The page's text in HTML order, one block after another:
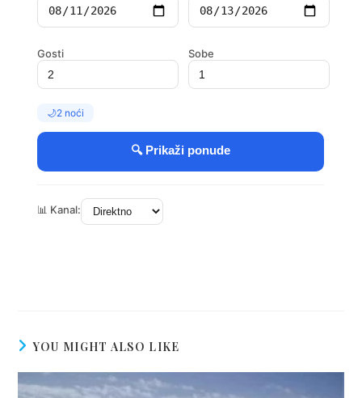
YOU MIGHT ALSO LIKE